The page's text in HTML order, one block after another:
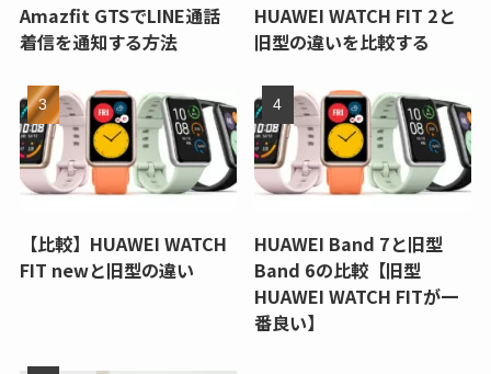
Amazfit GTSでLINE通話
着信を通知する方法
HUAWEI WATCH FIT 2と
旧型の違いを比較する
【比較】HUAWEI WATCH
FIT newと旧型の違い
HUAWEI Band 7と旧型
Band 6の比較【旧型
HUAWEI WATCH FITが一
番良い】